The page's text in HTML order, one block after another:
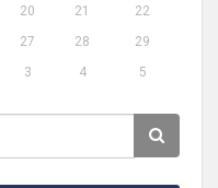
20 21
22
27 28
29
3 4 5